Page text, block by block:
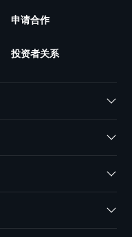
申请合作
投资者关系